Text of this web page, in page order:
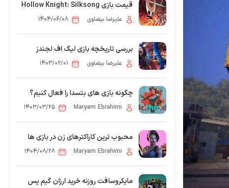
قیمت بازی Hollow Knight: Silksong
لو رفتعلیرضا بیضاوی ۱۴۰۴/۰۶/۰۸
بررسی تاریخچه بازی لیگ اف لجندز
علیرضا بیضاوی ۱۴۰۳/۰۲/۰۱
چگونه بازی های بتسدا را فعال کنیم؟
Maryam Ebrahimi ۱۴۰۳/۰۳/۲۵
محبوب ترین کاراکترهای زن در بازی ها
Maryam Ebrahimi ۱۴۰۴/۰۸/۲۸
مایکروسافت روزنه خرید ارزان گیم پس